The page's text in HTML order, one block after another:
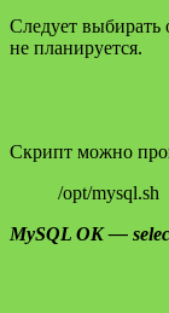
Следует выбирать
не планируется.
Скрипт можно
/opt/mysql.sh
MySQL OK —